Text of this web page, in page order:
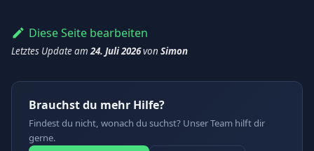
Diese Seite bearbeiten
Letztes Updateam24. Juli 2026von Simon
Brauchst du mehr Hilfe?
Findest du nicht, wonach du suchst? Unser Team hilft dir
gerne.